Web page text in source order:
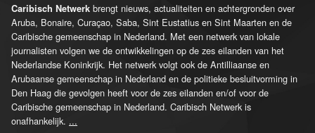
Caribisch Netwerk brengt nieuws, actualiteiten en achtergronden over
Aruba, Bonaire, Curaçao, Saba, Sint Eustatius en Sint Maarten en de
Caribische gemeenschap in Nederland. Met een netwerk van lokale
journalisten volgen we de ontwikkelingen op de zes eilanden van het
Nederlandse Koninkrijk. Het netwerk volgt ook de Antilliaanse en
Arubaanse gemeenschap in Nederland en de politieke besluitvorming in
Den Haag die gevolgen heeft voor de zes eilanden en/of voor de
Caribische gemeenschap in Nederland. Caribisch Netwerk is
onafhankelijk. ...